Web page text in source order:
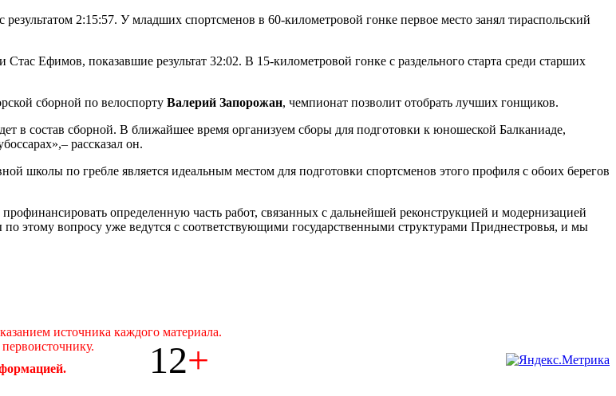
2:15:57. У младших спортсменов в 60-километровой гонке первое место занял тираспольский
Ефимов, показавшие результат 32:02. В 15-километровой гонке с раздельного старта среди старших
сборной по велоспорту Валерий Запорожан, чемпионат позволит отобрать лучших гонщиков.
в состав сборной. В ближайшее время организуем сборы для подготовки к юношеской Балканиаде,
рассказал он.
школы по гребле является идеальным местом для подготовки спортсменов этого профиля с обоих берегов
профинансировать определенную часть работ, связанных с дальнейшей реконструкцией и модернизацией
этому вопросу уже ведутся с соответствующими государственными структурами Приднестровья, и мы
источника каждого материала.
12+